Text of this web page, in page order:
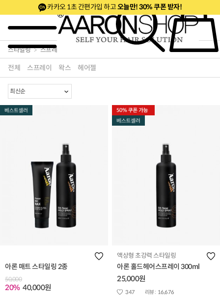
카카오 1초 간편가입 하고오늘만! 30% 쿠폰 받자!
~50%세트& 20%쿠폰 50% 깜짝특가 베스트 신제품
스타일링 스프레이/왁스/젤
전체 스프레이 왁스 헤어젤
아론 매트 스타일링 2종
50,000
20% 40,000원
액상형 초강력 스타일링
아론 홀드헤어스프레이 300ml
25,000원
347 리뷰 : 16,676